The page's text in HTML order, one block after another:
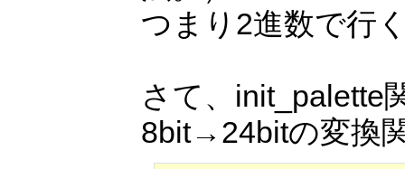
つまり2進数で行
さて、init_palette
8bit→24bitの変換